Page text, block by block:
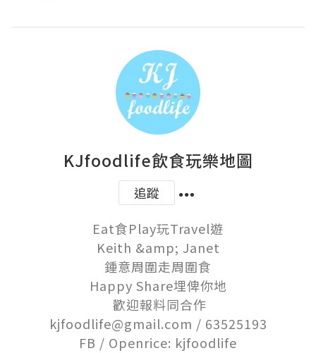
KJfoodlife飲食玩樂地圖
追蹤
Eat食Play玩Travel遊
Keith &amp; Janet
鍾意周圍走周圍食
Happy Share埋俾你地
kjfoodlife@gmail.com / 63525193
FB / Openrice: kjfoodlife